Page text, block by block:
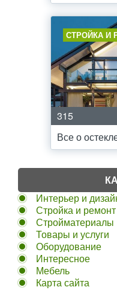
СТРОЙКА И
315
Все о
Интерьер и
Стройка и ремонт
Стройматериалы
Товары и услуги
Оборудование
Интересное
Мебель
Карта сайта